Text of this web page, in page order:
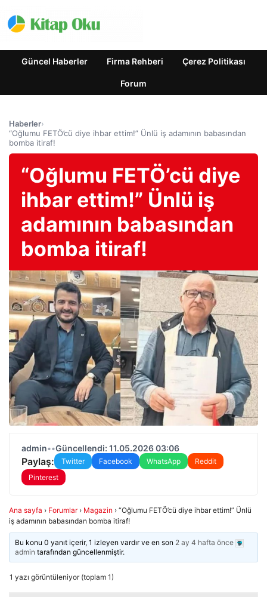
Güncel Haberler Firma Rehberi Çerez Politikası
Forum
Haberler›
“Oğlumu FETÖ’cü diye ihbar ettim!” Ünlü iş adamının babasından
bomba itiraf!
“Oğlumu FETÖ’cü diye
ihbar ettim!” Ünlü iş
adamının babasından
bomba itiraf!
admin••Güncellendi: 11.05.2026 03:06
Paylaş: Twitter Facebook WhatsApp
Reddit
Pinterest
Ana sayfa › Forumlar › Magazin › “Oğlumu FETÖ’cü diye ihbar ettim!” Ünlü
iş adamının babasından bomba itiraf!
Bu konu 0 yanıt içerir, 1 izleyen vardır ve en son 2 ay 4 hafta önce
admin tarafından güncellenmiştir.
1 yazı görüntüleniyor (toplam 1)